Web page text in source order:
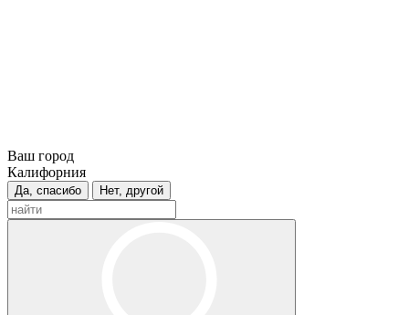
Ваш город
Калифорния
Да, спасибо Нет, другой